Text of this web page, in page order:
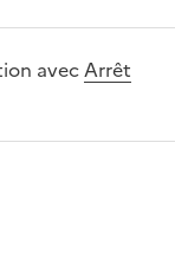
avecArrêt